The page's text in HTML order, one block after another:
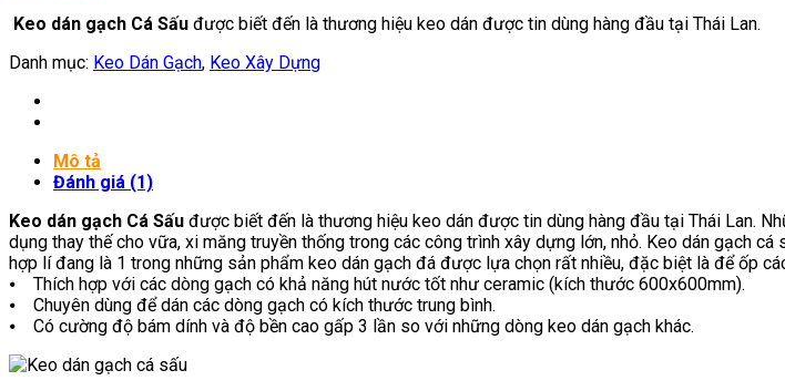
Keo dán gạch Cá Sấu được biết đến là thương hiệu keo dán được tin dùng hàng đầu tại Thái Lan.
Danh mục: Keo Dán Gạch, Keo Xây Dựng
Mô tả
Đánh giá (1)
Keo dán gạch Cá Sấu được biết đến là thương hiệu keo dán được tin dùng hàng đầu tại Thái Lan.
dụng thay thế cho vữa, xi măng truyền thống trong các công trình xây dựng lớn, nhỏ. Keo dán gạch
hợp lí đang là 1 trong những sản phẩm keo dán gạch đá được lựa chọn rất nhiều, đặc biệt là để ốp
⦁ Thích hợp với các dòng gạch có khả năng hút nước tốt như ceramic (kích thước 600x600mm).
⦁ Chuyên dùng để dán các dòng gạch có kích thước trung bình.
⦁ Có cường độ bám dính và độ bền cao gấp 3 lần so với những dòng keo dán gạch khác.